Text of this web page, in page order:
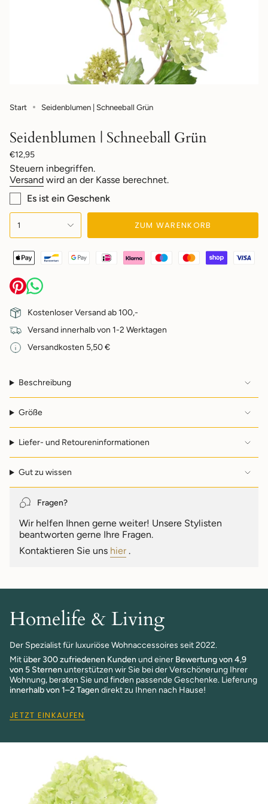
Start Seidenblumen | Schneeball Grün
Seidenblumen | Schneeball Grün
Regulärer
Preis
€12,95
Steuern inbegriffen.
Versand wird an der Kasse berechnet.
Es ist ein Geschenk
{"in_cart_html"=>"
<span
class=\"quantity-
cart\">
{{
}}
</span>
im
Warenkorb",
"decrease"=>"Menge
für
{{
verringern",
"multiples_of"=>"Schritte
von
}}",
"minimum_of"=>"Minimum
von
{{
quantity
}}",
von
quantity
1 ZUM WARENKORB
Kostenloser Versand ab 100,-
Versand innerhalb von 1-2 Werktagen
Versandkosten 5,50 €
Beschreibung
Größe
Liefer- und Retoureninformationen
Gut zu wissen
Fragen?
Wir helfen Ihnen gerne weiter! Unsere Stylisten
beantworten gerne Ihre Fragen.
Kontaktieren Sie uns hier .
Homelife & Living
Der Spezialist für luxuriöse Wohnaccessoires seit 2022.
Mitüber 300 zufriedenen Kunden und einer Bewertung von 4,9
von 5 Sternen unterstützen wir Sie bei der Verschönerung Ihrer
Wohnung, beraten Sie und finden passende Geschenke. Lieferung
innerhalb von 1–2 Tagen direkt zu Ihnen nach Hause!
JETZT EINKAUFEN